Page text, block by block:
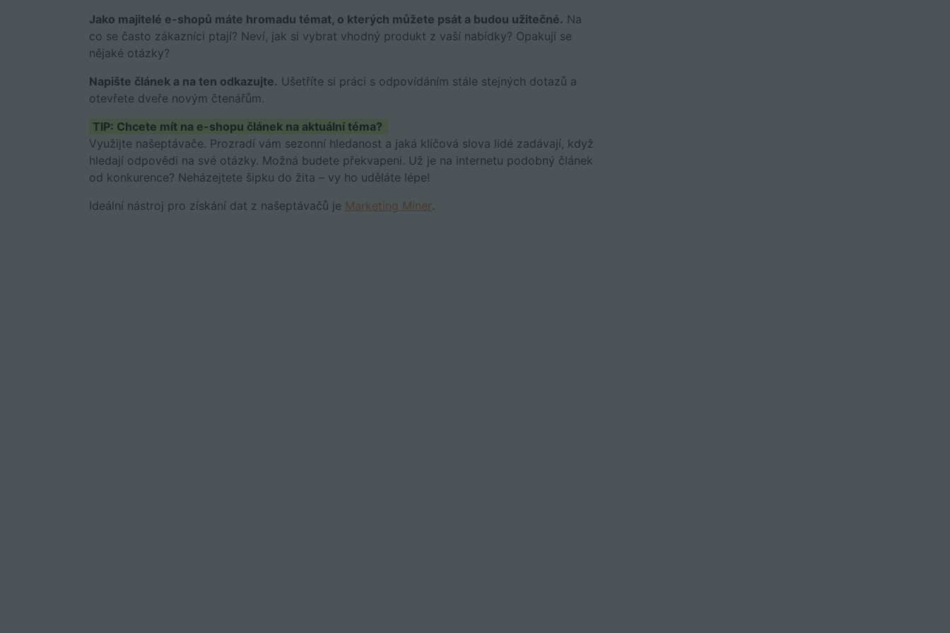
Jako majitelé e-shopů máte hromadu témat, o kterých můžete psát a budou užitečné. Na
co se často zákazníci ptají? Neví, jak si vybrat vhodný produkt z vaší nabídky? Opakují se
nějaké otázky?
Napište článek a na ten odkazujte. Ušetříte si práci s odpovídáním stále stejných dotazů a
otevřete dveře novým čtenářům.
TIP: Chcete mít na e-shopu článek na aktuální téma?
Využijte našeptávače. Prozradí vám sezonní hledanost a jaká klíčová slova lidé zadávají, když
hledají odpovědi na své otázky. Možná budete překvapeni. Už je na internetu podobný článek
od konkurence? Neházejtete šipku do žita – vy ho uděláte lépe!
Ideální nástroj pro získání dat z našeptávačů je Marketing Miner.